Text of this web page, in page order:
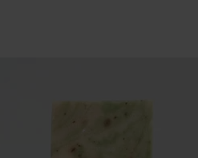
chocolat 1 kg (± 1120 ex)